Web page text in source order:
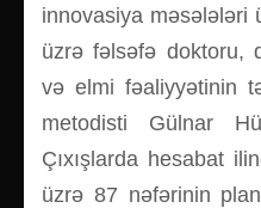
innovasiya məsələləri
üzrə fəlsəfə doktoru,
və elmi fəaliyyətinin
metodisti Gülnar
Çıxışlarda hesabat
üzrə 87 nəfərinin